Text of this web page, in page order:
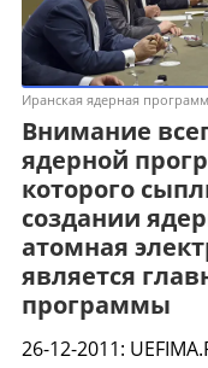
Иранская ядерная
Внимание
ядерной
которого
создании
атомная
является
программы
26-12-2011: